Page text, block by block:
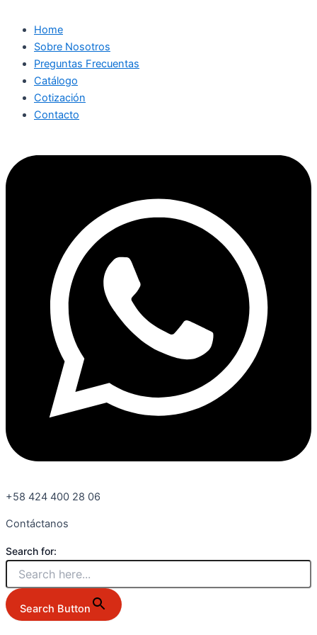
Home
Sobre Nosotros
Preguntas Frecuentas
Catálogo
Cotización
Contacto
+58 424 400 28 06
Contáctanos
Search for:
Search Button